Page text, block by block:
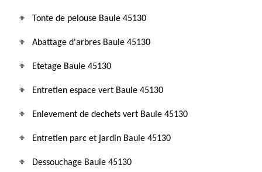
Tonte de pelouse Baule 45130
Abattage d'arbres Baule 45130
Etetage Baule 45130
Entretien espace vert Baule 45130
Enlevement de dechets vert Baule 45130
Entretien parc et jardin Baule 45130
Dessouchage Baule 45130